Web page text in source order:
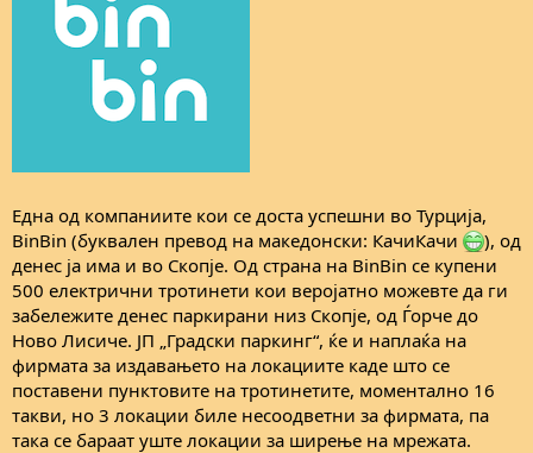
Една од компаниите кои се доста успешни во Турција,
BinBin (буквален превод на македонски: КачиКачи
), од
денес ја има и во Скопје. Од страна на BinBin се купени
500 електрични тротинети кои веројатно можевте да ги
забележите денес паркирани низ Скопје, од Ѓорче до
Ново Лисиче. ЈП „Градски паркинг“, ќе и наплаќа на
фирмата за издавањето на локациите каде што се
поставени пунктовите на тротинетите, моментално 16
такви, но 3 локации биле несоодветни за фирмата, па
така се бараат уште локации за ширење на мрежата.